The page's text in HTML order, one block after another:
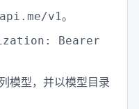
v1。
Bearer
模型，并以模型目录